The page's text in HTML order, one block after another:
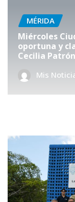
MÉRIDA
Miércoles
oportuna y
Cecilia Patrón
Mis